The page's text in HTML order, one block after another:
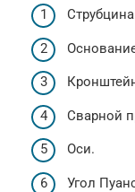
Сварной
Оси.
Угол